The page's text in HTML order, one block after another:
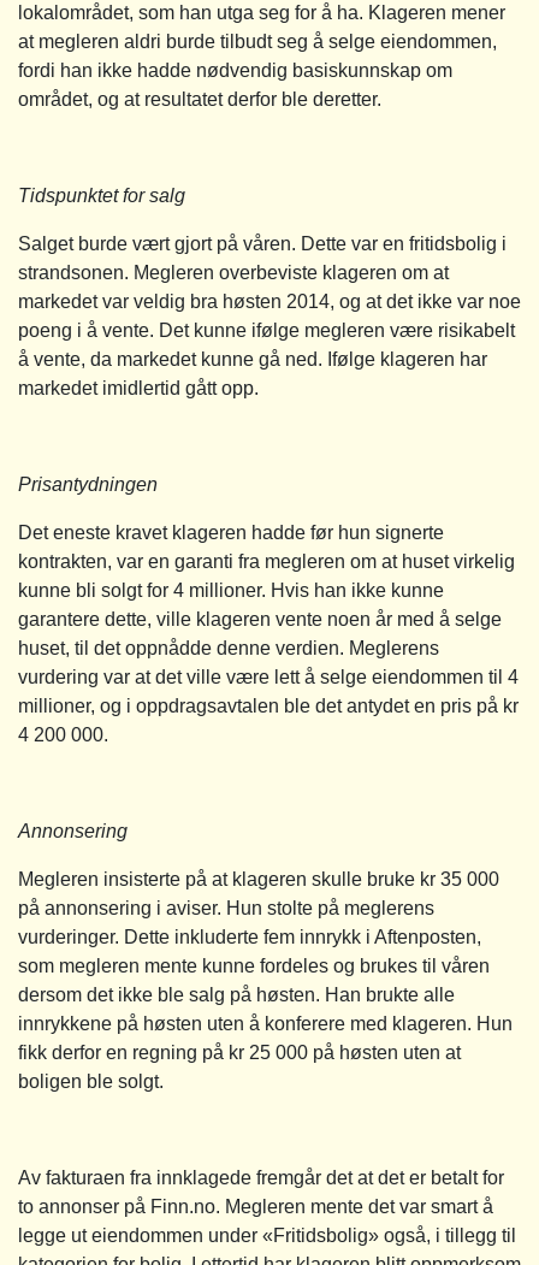
lokalområdet, som han utga seg for å ha. Klageren mener
at megleren aldri burde tilbudt seg å selge eiendommen,
fordi han ikke hadde nødvendig basiskunnskap om
området, og at resultatet derfor ble deretter.
Tidspunktet for salg
Salget burde vært gjort på våren. Dette var en fritidsbolig i
strandsonen. Megleren overbeviste klageren om at
markedet var veldig bra høsten 2014, og at det ikke var noe
poeng i å vente. Det kunne ifølge megleren være risikabelt
å vente, da markedet kunne gå ned. Ifølge klageren har
markedet imidlertid gått opp.
Prisantydningen
Det eneste kravet klageren hadde før hun signerte
kontrakten, var en garanti fra megleren om at huset virkelig
kunne bli solgt for 4 millioner. Hvis han ikke kunne
garantere dette, ville klageren vente noen år med å selge
huset, til det oppnådde denne verdien. Meglerens
vurdering var at det ville være lett å selge eiendommen til 4
millioner, og i oppdragsavtalen ble det antydet en pris på kr
4 200 000.
Annonsering
Megleren insisterte på at klageren skulle bruke kr 35 000
på annonsering i aviser. Hun stolte på meglerens
vurderinger. Dette inkluderte fem innrykk i Aftenposten,
som megleren mente kunne fordeles og brukes til våren
dersom det ikke ble salg på høsten. Han brukte alle
innrykkene på høsten uten å konferere med klageren. Hun
fikk derfor en regning på kr 25 000 på høsten uten at
boligen ble solgt.
Av fakturaen fra innklagede fremgår det at det er betalt for
to annonser på Finn.no. Megleren mente det var smart å
legge ut eiendommen under «Fritidsbolig» også, i tillegg til